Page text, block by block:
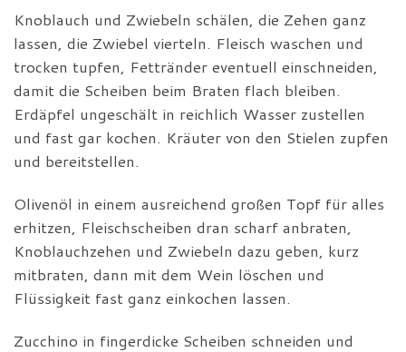
Knoblauch und Zwiebeln schälen, die Zehen ganz
lassen, die Zwiebel vierteln. Fleisch waschen und
trocken tupfen, Fettränder eventuell einschneiden,
damit die Scheiben beim Braten flach bleiben.
Erdäpfel ungeschält in reichlich Wasser zustellen
und fast gar kochen. Kräuter von den Stielen zupfen
und bereitstellen.
Olivenöl in einem ausreichend großen Topf für alles
erhitzen, Fleischscheiben dran scharf anbraten,
Knoblauchzehen und Zwiebeln dazu geben, kurz
mitbraten, dann mit dem Wein löschen und
Flüssigkeit fast ganz einkochen lassen.
Zucchino in fingerdicke Scheiben schneiden und